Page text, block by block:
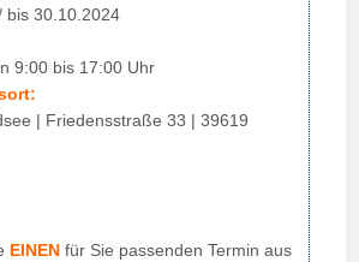
bis 30.10.2024
9:00 bis 17:00 Uhr
| Friedensstraße 33 | 39619
EINEN für Sie passenden Termin aus